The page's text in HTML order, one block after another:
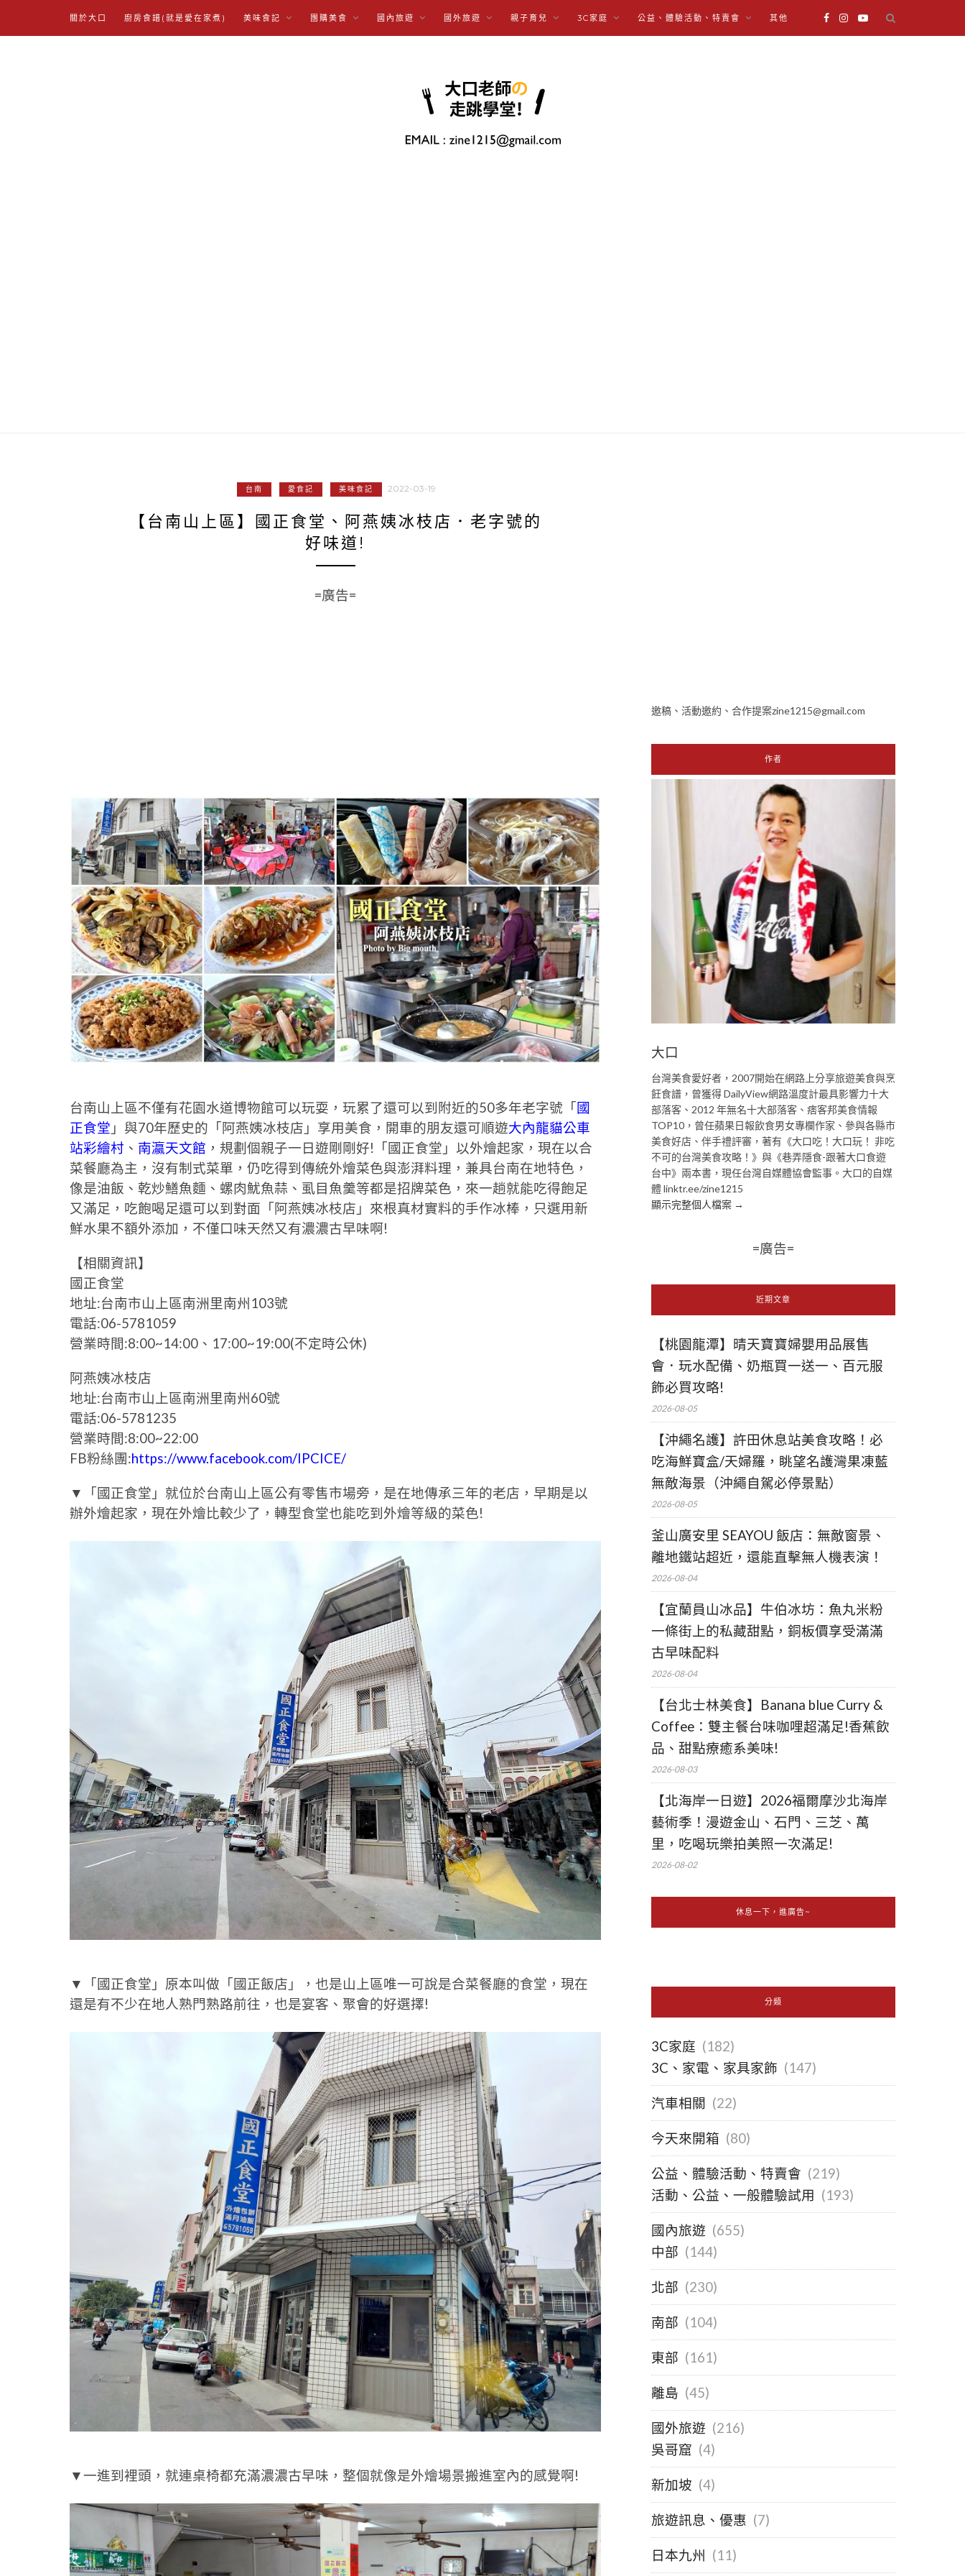
關於大口 廚房食譜(就是愛在家煮) 美味食記 團購美食 國內旅遊 國外旅遊 親子育兒 3C家庭 公益、體驗活動、特賣會 其他
台南 愛食記 美味食記 2022-03-19
【台南山上區】國正食堂、阿燕姨冰枝店．老字號的
好味道!
=廣告=
台南山上區不僅有花園水道博物館可以玩耍，玩累了還可以到附近的50多年老字號「國
正食堂 」與70年歷史的「阿燕姨冰枝店」享用美食，開車的朋友還可順遊大內龍貓公車
站彩繪村 、 南瀛天文館 ，規劃個親子一日遊剛剛好!「國正食堂」以外燴起家，現在以合
菜餐廳為主，沒有制式菜單，仍吃得到傳統外燴菜色與澎湃料理，兼具台南在地特色，
像是油飯、乾炒鱔魚麵、螺肉魷魚蒜、虱目魚羹等都是招牌菜色，來一趟就能吃得飽足
又滿足，吃飽喝足還可以到對面「阿燕姨冰枝店」來根真材實料的手作冰棒，只選用新
鮮水果不額外添加，不僅口味天然又有濃濃古早味啊!
【相關資訊】
國正食堂
地址:台南市山上區南洲里南州103號
電話:06-5781059
營業時間:8:00~14:00、17:00~19:00(不定時公休)
阿燕姨冰枝店
地址:台南市山上區南洲里南州60號
電話:06-5781235
營業時間:8:00~22:00
FB粉絲團:https://www.facebook.com/IPCICE/
▼「國正食堂」就位於台南山上區公有零售市場旁，是在地傳承三年的老店，早期是以
辦外燴起家，現在外燴比較少了，轉型食堂也能吃到外燴等級的菜色!
▼「國正食堂」原本叫做「國正飯店」，也是山上區唯一可說是合菜餐廳的食堂，現在
還是有不少在地人熟門熟路前往，也是宴客、聚會的好選擇!
▼一進到裡頭，就連桌椅都充滿濃濃古早味，整個就像是外燴場景搬進室內的感覺啊!
邀稿、活動邀約、合作提案zine1215@gmail.com
作者
大口
台灣美食愛好者，2007開始在網路上分享旅遊美食與烹
飪食譜，曾獲得 DailyView網路溫度計最具影響力十大
部落客、2012 年無名十大部落客、痞客邦美食情報
TOP10，曾任蘋果日報飲食男女專欄作家、參與各縣市
美食好店、伴手禮評審，著有《大口吃！大口玩！ 非吃
不可的台灣美食攻略！》與《巷弄隱食-跟著大口食遊
台中》兩本書，現任台灣自媒體協會監事。大口的自媒
體 linktr.ee/zine1215
顯示完整個人檔案 →
=廣告=
近期文章
【桃園龍潭】晴天寶寶婦嬰用品展售
會．玩水配備、奶瓶買一送一、百元服
飾必買攻略!
2026-08-05
【沖繩名護】許田休息站美食攻略！必
吃海鮮寶盒/天婦羅，眺望名護灣果凍藍
無敵海景（沖繩自駕必停景點）
2026-08-05
釜山廣安里 SEAYOU 飯店：無敵窗景、
離地鐵站超近，還能直擊無人機表演！
2026-08-04
【宜蘭員山冰品】牛伯冰坊：魚丸米粉
一條街上的私藏甜點，銅板價享受滿滿
古早味配料
2026-08-04
【台北士林美食】Banana blue Curry &
Coffee：雙主餐台味咖哩超滿足!香蕉飲
品、甜點療癒系美味!
2026-08-03
【北海岸一日遊】2026福爾摩沙北海岸
藝術季！漫遊金山、石門、三芝、萬
里，吃喝玩樂拍美照一次滿足!
2026-08-02
休息一下，進廣告~
分類
3C家庭 (182)
3C、家電、家具家飾 (147)
汽車相關 (22)
今天來開箱 (80)
公益、體驗活動、特賣會 (219)
活動、公益、一般體驗試用 (193)
國內旅遊 (655)
中部 (144)
北部 (230)
南部 (104)
東部 (161)
離島 (45)
國外旅遊 (216)
吳哥窟 (4)
新加坡 (4)
旅遊訊息、優惠 (7)
日本九州 (11)